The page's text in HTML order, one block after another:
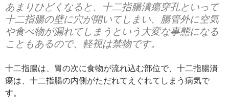
あまりひどくなると、十二指腸潰瘍穿孔といって
十二指腸の壁に穴が開いてしまい、腸管外に空気
や食べ物が漏れてしまうという大変な事態になる
こともあるので、軽視は禁物です。
十二指腸は、胃の次に食物が流れ込む部位で、十二指腸潰
瘍は、十二指腸の内側がただれてえぐれてしまう病気で
す。